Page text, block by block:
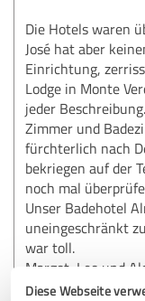
Diese Webseite
Die Hotels waren
José hat aber
Einrichtung,
Lodge in Monte
jeder
Zimmer und
fürchterlich nach
bekriegen auf der
noch mal
Unser Badehotel
uneingeschränkt
war toll.
Margot, Leo und
den Augen